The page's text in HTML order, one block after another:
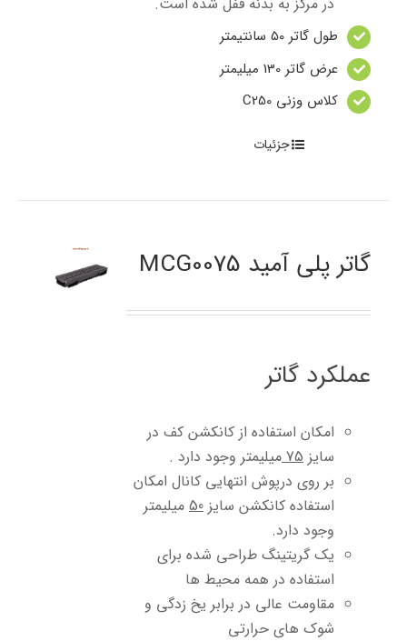
طول گاتر 50 سانتیمتر
عرض گاتر 130 میلیمتر
کلاس وزنی C250
جزئیات
گاتر پلی آمید MCG0075
عملکرد گاتر
امکان استفاده از کانکشن کف در
سایز75 میلیمتر وجود دارد .
بر روی درپوش انتهایی کانال امکان
استفاده کانکشن سایز50 میلیمتر
وجود دارد.
یک گریتینگ طراحی شده برای
استفاده در همه محیط ها
مقاومت عالی در برابر یخ زدگی و
شوک های حرارتی